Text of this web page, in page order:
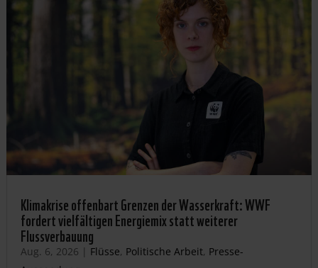
Klimakrise offenbart Grenzen der Wasserkraft: WWF
fordert vielfältigen Energiemix statt weiterer
Flussverbauung
Aug. 6, 2026 | Flüsse, Politische Arbeit, Presse-